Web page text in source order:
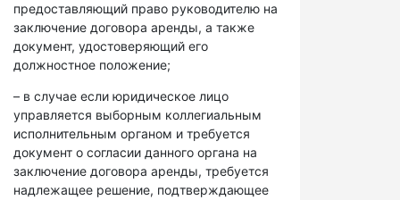
предоставляющий право руководителю на
заключение договора аренды, а также
документ, удостоверяющий его
должностное положение;
– в случае если юридическое лицо
управляется выборным коллегиальным
исполнительным органом и требуется
документ о согласии данного органа на
заключение договора аренды, требуется
надлежащее решение, подтверждающее